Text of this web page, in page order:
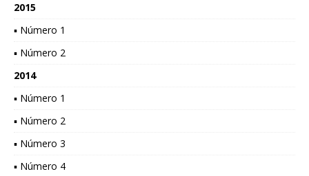
2015
▪ Número 1
▪ Número 2
2014
▪ Número 1
▪ Número 2
▪ Número 3
▪ Número 4